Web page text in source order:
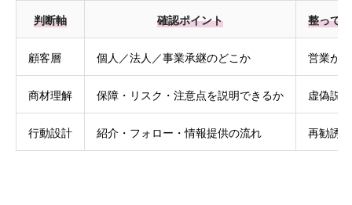
判断軸 確認ポイント 整って
顧客層 個人／法人／事業承継のどこか 営業が
商材理解 保障・リスク・注意点を説明できるか 虚偽説
行動設計 紹介・フォロー・情報提供の流れ 再勧誘